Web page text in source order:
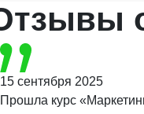
15 сентября 2025
Прошла курс